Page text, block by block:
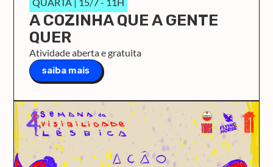
A COZINHA QUE A GENTE
QUER
Atividade aberta e gratuita
saiba mais